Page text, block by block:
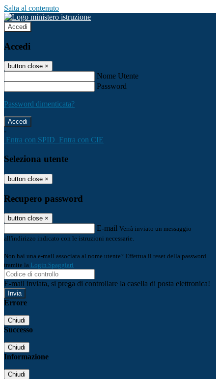
Salta al contenuto
Accedi
Accedi
button close ×
Nome Utente
Password
Password dimenticata?
-
Entra con SPID Entra con CIE
Seleziona utente
button close ×
Recupero password
button close ×
E-mail Verrà inviato un messaggio
all'indirizzo indicato con le istruzioni necessarie.
Non hai una e-mail associata al nome utente? Effettua il reset della password
tramite la Login Spaggiari
E-mail inviata, si prega di controllare la casella di posta elettronica!
Errore
Chiudi
Successo
Chiudi
Informazione
Chiudi